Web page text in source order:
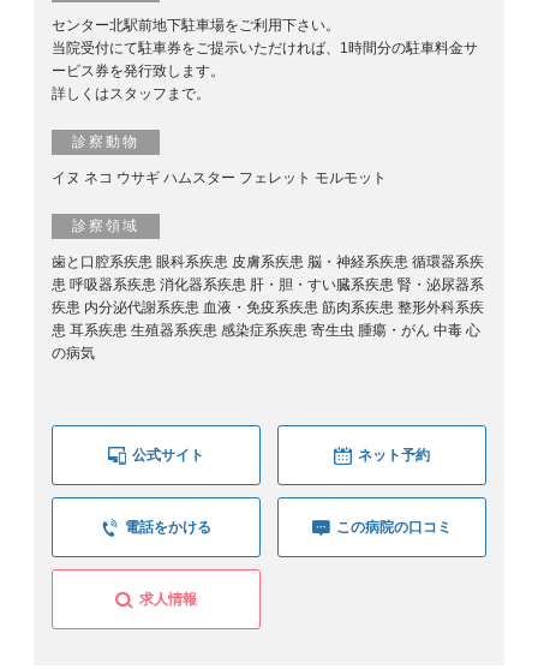
センター北駅前地下駐車場をご利用下さい。
当院受付にて駐車券をご提示いただければ、1時間分の駐車料金サ
ービス券を発行致します。
詳しくはスタッフまで。
診察動物
イヌ ネコ ウサギ ハムスター フェレット モルモット
診察領域
歯と口腔系疾患 眼科系疾患 皮膚系疾患 脳・神経系疾患 循環器系疾
患 呼吸器系疾患 消化器系疾患 肝・胆・すい臓系疾患 腎・泌尿器系
疾患 内分泌代謝系疾患 血液・免疫系疾患 筋肉系疾患 整形外科系疾
患 耳系疾患 生殖器系疾患 感染症系疾患 寄生虫 腫瘍・がん 中毒 心
の病気
公式サイト ネット予約
電話をかける この病院の口コミ
求人情報